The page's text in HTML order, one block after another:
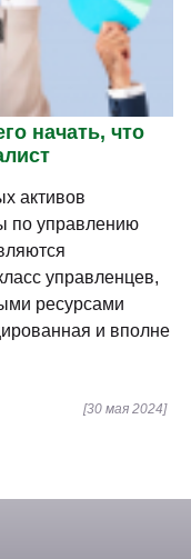
начать, что
активов
по управлению
управленцев,
ресурсами
и вполне
[30 мая 2024]